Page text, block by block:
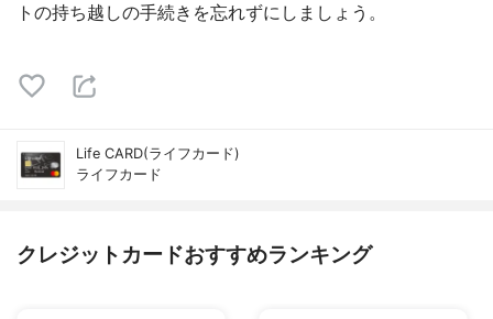
トの持ち越しの手続きを忘れずにしましょう。
Life CARD(ライフカード)
ライフカード
クレジットカードおすすめランキング